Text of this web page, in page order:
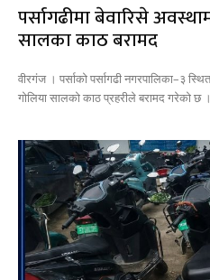
पर्सागढीमा बेवारिसे
सालका काठ बरामद
वीरगंज । पर्साको पर्सागढी नगरपालिका–३
गोलिया सालको काठ प्रहरीले बरामद गरेको छ